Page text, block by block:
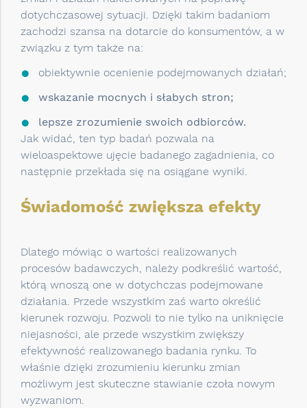
dotychczasowej sytuacji. Dzięki takim badaniom
zachodzi szansa na dotarcie do konsumentów, a w
związku z tym także na:
obiektywnie ocenienie podejmowanych działań;
wskazanie mocnych i słabych stron;
lepsze zrozumienie swoich odbiorców.
Jak widać, ten typ badań pozwala na
wieloaspektowe ujęcie badanego zagadnienia, co
następnie przekłada się na osiągane wyniki.
Świadomość zwiększa efekty
Dlatego mówiąc o wartości realizowanych
procesów badawczych, należy podkreślić wartość,
którą wnoszą one w dotychczas podejmowane
działania. Przede wszystkim zaś warto określić
kierunek rozwoju. Pozwoli to nie tylko na uniknięcie
niejasności, ale przede wszystkim zwiększy
efektywność realizowanego badania rynku. To
właśnie dzięki zrozumieniu kierunku zmian
możliwym jest skuteczne stawianie czoła nowym
wyzwaniom.